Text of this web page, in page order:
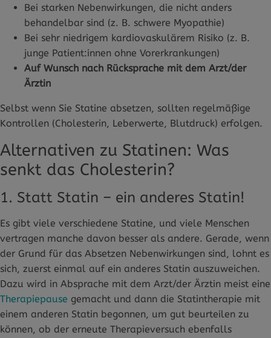
Bei starken Nebenwirkungen, die nicht anders
behandelbar sind (z. B. schwere Myopathie)
Bei sehr niedrigem kardiovaskulärem Risiko (z. B.
junge Patient:innen ohne Vorerkrankungen)
Auf Wunsch nach Rücksprache mit dem Arzt/der
Ärztin
Selbst wenn Sie Statine absetzen, sollten regelmäßige
Kontrollen (Cholesterin, Leberwerte, Blutdruck) erfolgen.
Alternativen zu Statinen: Was
senkt das Cholesterin?
1. Statt Statin – ein anderes Statin!
Es gibt viele verschiedene Statine, und viele Menschen
vertragen manche davon besser als andere. Gerade, wenn
der Grund für das Absetzen Nebenwirkungen sind, lohnt es
sich, zuerst einmal auf ein anderes Statin auszuweichen.
Dazu wird in Absprache mit dem Arzt/der Ärztin meist eine
Therapiepause gemacht und dann die Statintherapie mit
einem anderen Statin begonnen, um gut beurteilen zu
können, ob der erneute Therapieversuch ebenfalls